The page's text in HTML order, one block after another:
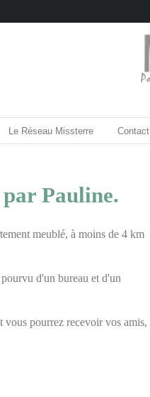
Le Réseau Missterre Contact
par Pauline.
meublé, à moins de 4 km
d'un bureau et d'un
pourrez recevoir vos amis,